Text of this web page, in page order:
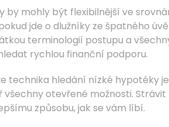
by mohly být flexibilnější ve
jde o dlužníky ze špatného
terminologií postupu a
rychlou finanční podporu.
technika hledání nízké hypotéky
otevřené možnosti.
způsobu, jak se vám líbí.